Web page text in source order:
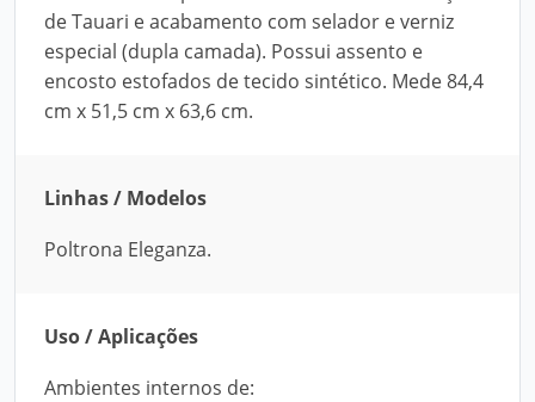
de Tauari e acabamento com selador e verniz
especial (dupla camada). Possui assento e
encosto estofados de tecido sintético. Mede 84,4
cm x 51,5 cm x 63,6 cm.
Linhas / Modelos
Poltrona Eleganza.
Uso / Aplicações
Ambientes internos de: